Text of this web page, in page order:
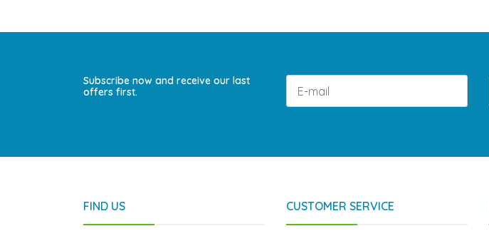
Subscribe now and receive our last
offers first.
FIND US CUSTOMER SERVICE